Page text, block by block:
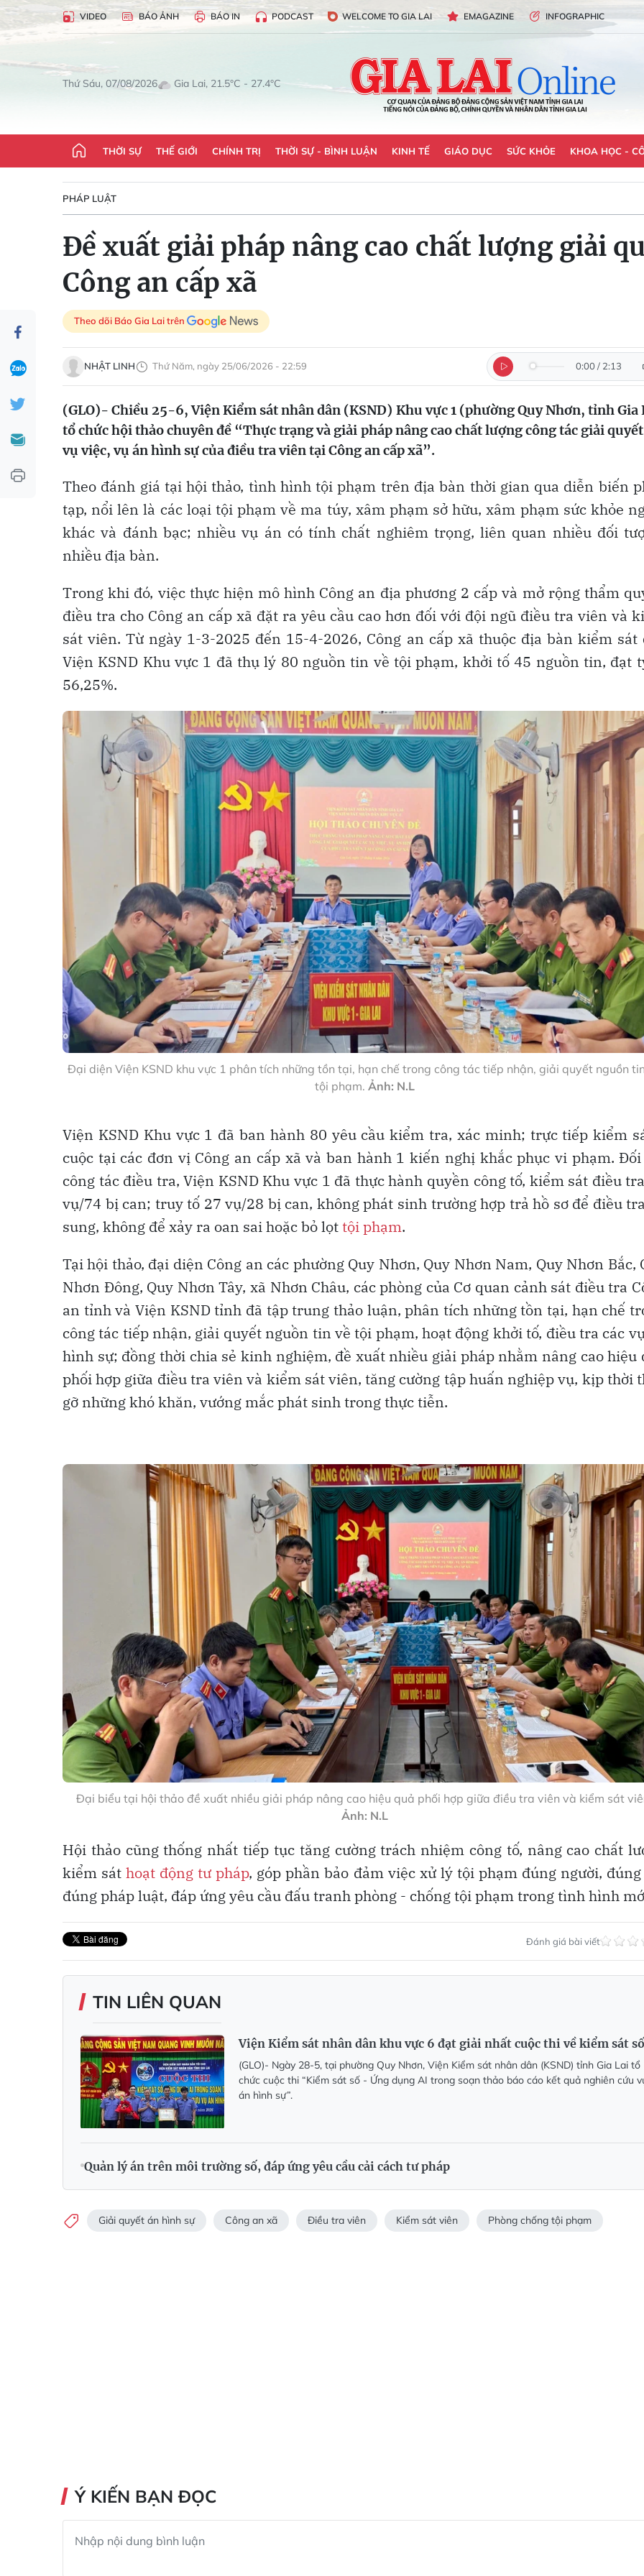
VIDEO BÁO ẢNH BÁO IN PODCAST WELCOME TO GIA LAI EMAGAZINE INFOGRAPHIC
Thứ Sáu, 07/08/2026 Gia Lai, 21.5°C - 27.4°C
THỜI SỰ THẾ GIỚI CHÍNH TRỊ THỜI SỰ - BÌNH LUẬN KINH TẾ GIÁO DỤC SỨC KHỎE KHOA HỌC -
PHÁP LUẬT
Đề xuất giải pháp nâng cao chất lượng giải
Công an cấp xã
Theo dõi Báo Gia Lai trên
NHẬT LINH Thứ Năm, ngày 25/06/2026 - 22:59 0:00 / 2:13
(GLO)- Chiều 25-6, Viện Kiểm sát nhân dân (KSND) Khu vực 1 (phường Quy Nhơn, tỉnh Gia
tổ chức hội thảo chuyên đề “Thực trạng và giải pháp nâng cao chất lượng công tác giải quyết
vụ việc, vụ án hình sự của điều tra viên tại Công an cấp xã”.
Theo đánh giá tại hội thảo, tình hình tội phạm trên địa bàn thời gian qua diễn biến
tạp, nổi lên là các loại tội phạm về ma túy, xâm phạm sở hữu, xâm phạm sức khỏe
khác và đánh bạc; nhiều vụ án có tính chất nghiêm trọng, liên quan nhiều đối
nhiều địa bàn.
Trong khi đó, việc thực hiện mô hình Công an địa phương 2 cấp và mở rộng thẩm
điều tra cho Công an cấp xã đặt ra yêu cầu cao hơn đối với đội ngũ điều tra viên và
sát viên. Từ ngày 1-3-2025 đến 15-4-2026, Công an cấp xã thuộc địa bàn kiểm sát
Viện KSND Khu vực 1 đã thụ lý 80 nguồn tin về tội phạm, khởi tố 45 nguồn tin, đạt
56,25%.
Đại diện Viện KSND khu vực 1 phân tích những tồn tại, hạn chế trong công tác tiếp nhận, giải quyết nguồn
tội phạm. Ảnh: N.L
Viện KSND Khu vực 1 đã ban hành 80 yêu cầu kiểm tra, xác minh; trực tiếp kiểm
cuộc tại các đơn vị Công an cấp xã và ban hành 1 kiến nghị khắc phục vi phạm.
công tác điều tra, Viện KSND Khu vực 1 đã thực hành quyền công tố, kiểm sát điều
vụ/74 bị can; truy tố 27 vụ/28 bị can, không phát sinh trường hợp trả hồ sơ để điều
sung, không để xảy ra oan sai hoặc bỏ lọttội phạm.
Tại hội thảo, đại diện Công an các phường Quy Nhơn, Quy Nhơn Nam, Quy Nhơn Bắc,
Nhơn Đông, Quy Nhơn Tây, xã Nhơn Châu, các phòng của Cơ quan cảnh sát điều tra
an tỉnh và Viện KSND tỉnh đã tập trung thảo luận, phân tích những tồn tại, hạn chế
công tác tiếp nhận, giải quyết nguồn tin về tội phạm, hoạt động khởi tố, điều tra các
hình sự; đồng thời chia sẻ kinh nghiệm, đề xuất nhiều giải pháp nhằm nâng cao hiệu
phối hợp giữa điều tra viên và kiểm sát viên, tăng cường tập huấn nghiệp vụ, kịp thời
gỡ những khó khăn, vướng mắc phát sinh trong thực tiễn.
Đại biểu tại hội thảo đề xuất nhiều giải pháp nâng cao hiệu quả phối hợp giữa điều tra viên và kiểm sát
Ảnh: N.L
Hội thảo cũng thống nhất tiếp tục tăng cường trách nhiệm công tố, nâng cao chất
kiểm sáthoạt động tư pháp, góp phần bảo đảm việc xử lý tội phạm đúng người,
đúng pháp luật, đáp ứng yêu cầu đấu tranh phòng - chống tội phạm trong tình hình
Đánh giá bài viết
TIN LIÊN QUAN
Viện Kiểm sát nhân dân khu vực 6 đạt giải nhất cuộc thi về kiểm sát số
(GLO)- Ngày 28-5, tại phường Quy Nhơn, Viện Kiểm sát nhân dân (KSND) tỉnh Gia Lai tổ
chức cuộc thi “Kiểm sát số - Ứng dụng AI trong soạn thảo báo cáo kết quả nghiên cứu
án hình sự”.
Quản lý án trên môi trường số, đáp ứng yêu cầu cải cách tư pháp
Giải quyết án hình sự Công an xã Điều tra viên Kiểm sát viên Phòng chống tội phạm
Ý KIẾN BẠN ĐỌC